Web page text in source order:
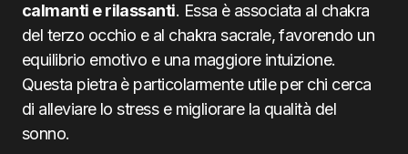
calmanti e rilassanti. Essa è associata al chakra
del terzo occhio e al chakra sacrale, favorendo un
equilibrio emotivo e una maggiore intuizione.
Questa pietra è particolarmente utile per chi cerca
di alleviare lo stress e migliorare la qualità del
sonno.